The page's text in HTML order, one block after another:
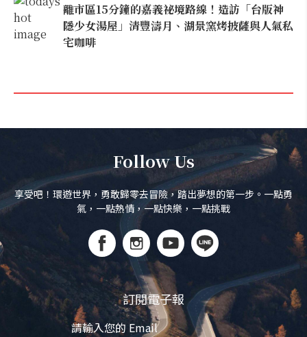
離市區15分鐘的嘉義祕境路線！造訪「台版神
隱少女湯屋」清豐濤月、湖景窯烤披薩與人氣私
宅咖啡
Follow Us
享受吧！環遊世界，勇敢歸零去冒險，踏出夢想的第一步。一點勇
氣，一點熱情，一點快樂，一點挑戰
訂閱電子報